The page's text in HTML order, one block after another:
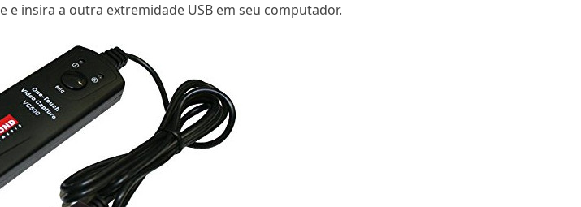
insira a outra extremidade USB em seu computador.